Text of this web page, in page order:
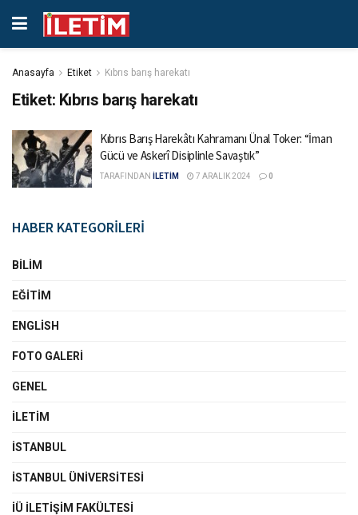
Anasayfa Etiket Kıbrıs barış harekatı
Etiket: Kıbrıs barış harekatı
Kıbrıs Barış Harekâtı Kahramanı Ünal Toker: “İman
Gücü ve Askerî Disiplinle Savaştık”
TARAFINDAN İLETİM 7 ARALIK 2024 0
HABER KATEGORİLERİ
BILIM
EĞITIM
ENGLISH
FOTO GALERI
GENEL
İLETIM
İSTANBUL
İSTANBUL ÜNIVERSITESI
İÜ İLETIŞIM FAKÜLTESI